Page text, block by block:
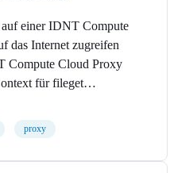
einer IDNT Compute
das Internet zugreifen
Compute Cloud Proxy
für fileget…
proxy